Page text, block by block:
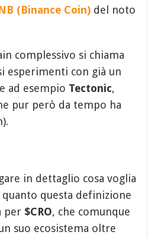
(Binance Coin) del noto
complessivo si chiama
esperimenti con già un
ad esempio Tectonic,
pur però da tempo ha
in dettaglio cosa voglia
quanto questa definizione
per $CRO, che comunque
suo ecosistema oltre